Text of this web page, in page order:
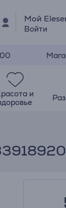
Мой
Войти
и